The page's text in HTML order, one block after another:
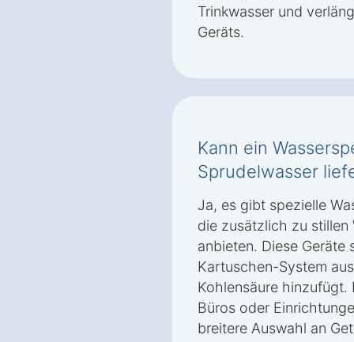
Trinkwasser und
Geräts.
Kann ein
Sprudelwasser
Ja, es gibt spezielle
die zusätzlich zu stillen
anbieten. Diese Geräte
Kartuschen-System
Kohlensäure hinzufügt.
Büros oder
breitere Auswahl an